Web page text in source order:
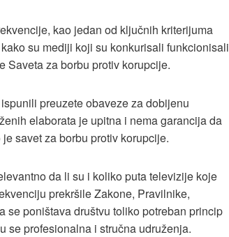
kao jedan od ključnih kriterijuma
su mediji koji su konkurisali funkcionisali
Saveta za borbu protiv korupcije.
preuzete obaveze za dobijenu
elaborata je upitna i nema garancija da
savet za borbu protiv korupcije.
da li su i koliko puta televizije koje
prekršile Zakone, Pravilnike,
se poništava društvu toliko potreban princip
se profesionalna i stručna udruženja.